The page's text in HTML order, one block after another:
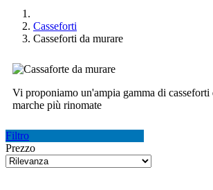
Casseforti
Casseforti da murare
Vi proponiamo un'ampia gamma di casseforti
marche più rinomate
Filtro
Prezzo